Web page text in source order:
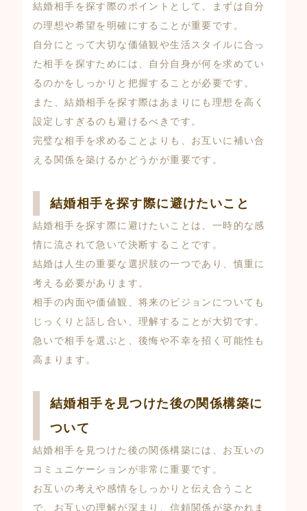
結婚相手を探す際のポイントとして、まずは自分
の理想や希望を明確にすることが重要です。
自分にとって大切な価値観や生活スタイルに合っ
た相手を探すためには、自分自身が何を求めてい
るのかをしっかりと把握することが必要です。
また、結婚相手を探す際はあまりにも理想を高く
設定しすぎるのも避けるべきです。
完璧な相手を求めることよりも、お互いに補い合
える関係を築けるかどうかが重要です。
結婚相手を探す際に避けたいこと
結婚相手を探す際に避けたいことは、一時的な感
情に流されて急いで決断することです。
結婚は人生の重要な選択肢の一つであり、慎重に
考える必要があります。
相手の内面や価値観、将来のビジョンについても
じっくりと話し合い、理解することが大切です。
急いで相手を選ぶと、後悔や不幸を招く可能性も
高まります。
結婚相手を見つけた後の関係構築に
ついて
結婚相手を見つけた後の関係構築には、お互いの
コミュニケーションが非常に重要です。
お互いの考えや感情をしっかりと伝え合うこと
で、お互いの理解が深まり、信頼関係が築かれま